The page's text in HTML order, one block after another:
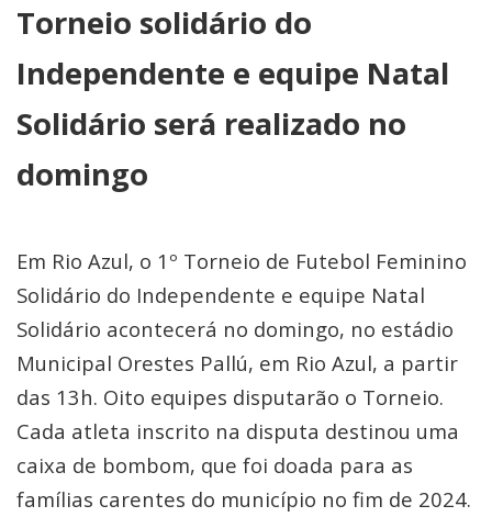
Torneio solidário do
Independente e equipe Natal
Solidário será realizado no
domingo
Em Rio Azul, o 1º Torneio de Futebol Feminino
Solidário do Independente e equipe Natal
Solidário acontecerá no domingo, no estádio
Municipal Orestes Pallú, em Rio Azul, a partir
das 13h. Oito equipes disputarão o Torneio.
Cada atleta inscrito na disputa destinou uma
caixa de bombom, que foi doada para as
famílias carentes do município no fim de 2024.